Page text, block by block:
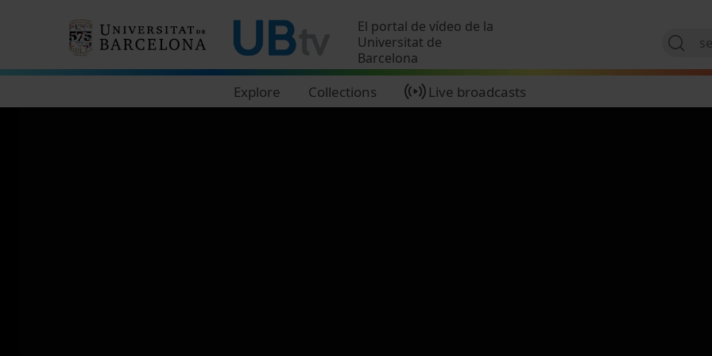
El portal de vídeo de la
Universitat de
Barcelona
Explore Collections Live broadcasts